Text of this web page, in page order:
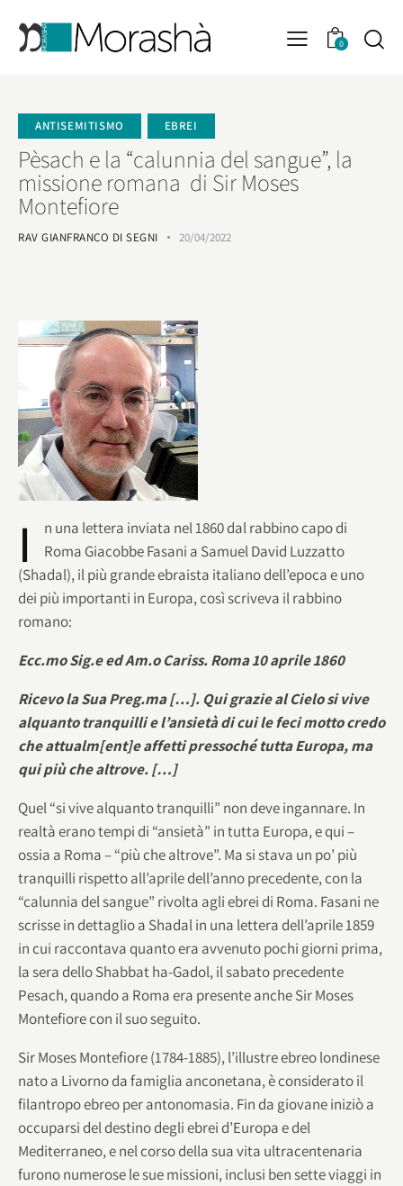
0
ANTISEMITISMO EBREI
Pèsach e la “calunnia del sangue”, la
missione romana di Sir Moses
Montefiore
RAV GIANFRANCO DI SEGNI 20/04/2022
I
n una lettera inviata nel 1860 dal rabbino capo di
Roma Giacobbe Fasani a Samuel David Luzzatto
(Shadal), il più grande ebraista italiano dell’epoca e uno
dei più importanti in Europa, così scriveva il rabbino
romano:
Ecc.mo Sig.e ed Am.o Cariss. Roma 10 aprile 1860
Ricevo la Sua Preg.ma […]. Qui grazie al Cielo si vive
alquanto tranquilli e l’ansietà di cui le feci motto credo
che attualm[ent]e affetti pressoché tutta Europa, ma
qui più che altrove. […]
Quel “si vive alquanto tranquilli” non deve ingannare. In
realtà erano tempi di “ansietà” in tutta Europa, e qui –
ossia a Roma – “più che altrove”. Ma si stava un po’ più
tranquilli rispetto all’aprile dell’anno precedente, con la
“calunnia del sangue” rivolta agli ebrei di Roma. Fasani ne
scrisse in dettaglio a Shadal in una lettera dell’aprile 1859
in cui raccontava quanto era avvenuto pochi giorni prima,
la sera dello Shabbat ha-Gadol, il sabato precedente
Pesach, quando a Roma era presente anche Sir Moses
Montefiore con il suo seguito.
Sir Moses Montefiore (1784-1885), l’illustre ebreo londinese
nato a Livorno da famiglia anconetana, è considerato il
filantropo ebreo per antonomasia. Fin da giovane iniziò a
occuparsi del destino degli ebrei d’Europa e del
Mediterraneo, e nel corso della sua vita ultracentenaria
furono numerose le sue missioni, inclusi ben sette viaggi in